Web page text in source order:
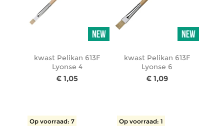
kwast Pelikan 613F
Lyonse 4
€ 1,05
kwast Pelikan 613F
Lyonse 6
€ 1,09
Op voorraad: 7 Op voorraad: 1